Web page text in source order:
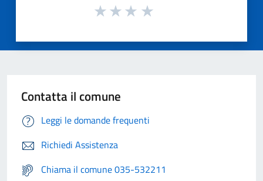
Contatta il comune
Leggi le domande frequenti
Richiedi Assistenza
Chiama il comune 035-532211